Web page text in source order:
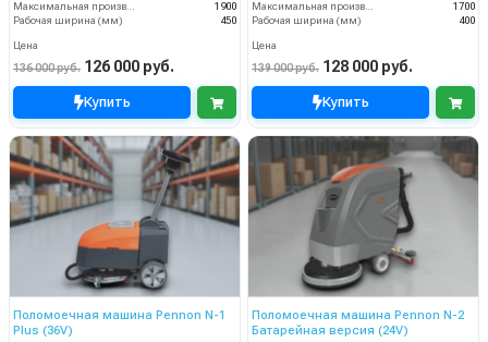
Максимальная производительность (кв.м/час)
1900
Рабочая ширина (мм)
450
Цена
136 000 руб. 126 000 руб.
Купить
Максимальная производительность (кв.м/час)
1700
Рабочая ширина (мм)
400
Цена
139 000 руб. 128 000 руб.
Купить
Поломоечная машина Pennon N-1
Plus (36V)
Поломоечная машина Pennon N-2
Батарейная версия (24V)